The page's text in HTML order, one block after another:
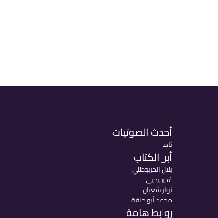
أحدث الصوتيات
ثامر
أبرز الكتاب
بلال الخربوطلي
غدير يحيى
نوار شعبان
محمد أبو حلقة
روابط هامة